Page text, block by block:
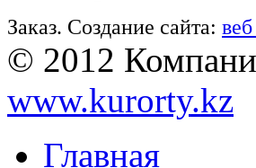
Заказ. Создание сайта:
© 2012
www.kurorty.kz
Главная